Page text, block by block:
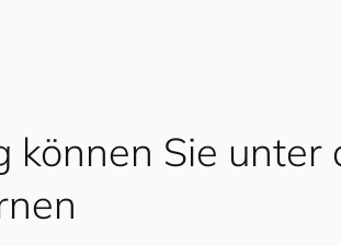
können Sie unter